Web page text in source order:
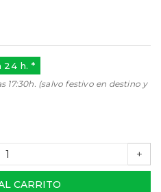
24 h. *
17:30h. (salvo festivo en destino y
+
CARRITO